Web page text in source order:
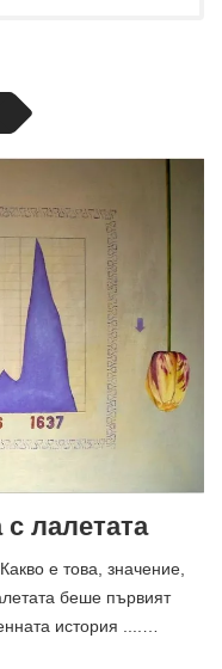
лалетата
е това, значение,
беше първият
история ....…